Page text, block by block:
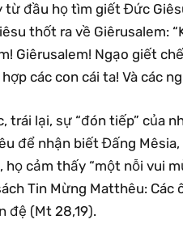
từ đầu họ tìm giết Đức
thốt ra về Giêrusalem:
Giêrusalem! Ngạo giết
các con cái ta! Và các
trái lại, sự “đón tiếp” của
để nhận biết Đấng
họ cảm thấy “một nỗi vui
Tin Mừng Matthêu:
đệ (Mt 28,19).